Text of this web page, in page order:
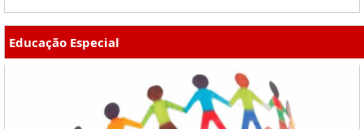
Educação Especial